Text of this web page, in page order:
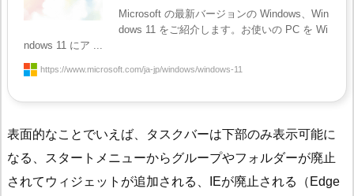
Microsoft の最新バージョンの Windows、Win
dows 11 をご紹介します。お使いの PC を Wi
ndows 11 にア ...
https://www.microsoft.com/ja-jp/windows/windows-11
表面的なことでいえば、タスクバーは下部のみ表示可能に
なる、スタートメニューからグループやフォルダーが廃止
されてウィジェットが追加される、IEが廃止される（Edge